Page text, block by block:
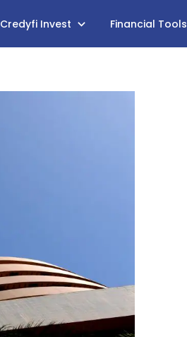
Credyfi Invest Financial Tools